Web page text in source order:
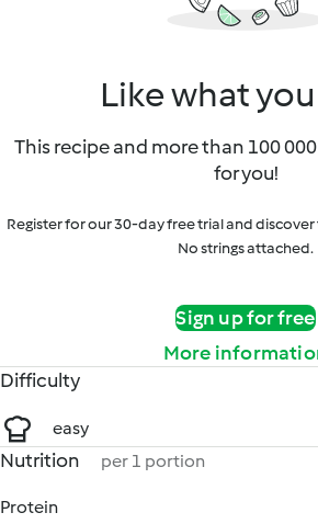
Like what
This recipe and more than 100
for you!
Register for our 30-day free trial and
No strings attached.
Sign up for free
More
Difficulty
easy
Nutrition per 1 portion
Protein